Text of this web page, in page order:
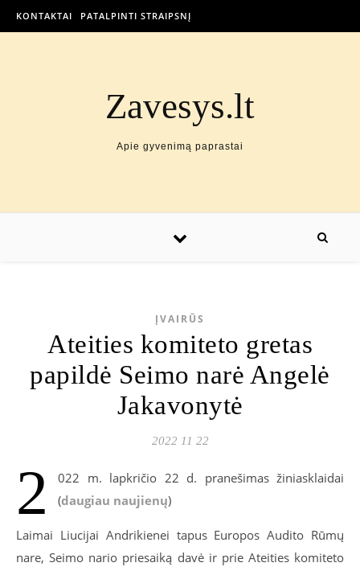
KONTAKTAI PATALPINTI STRAIPSNĮ
Zavesys.lt
Apie gyvenimą paprastai
ĮVAIRŪS
Ateities komiteto gretas
papildė Seimo narė Angelė
Jakavonytė
2022 11 22
2
022 m. lapkričio 22 d. pranešimas žiniasklaidai
(daugiau naujienų)
Laimai Liucijai Andrikienei tapus Europos Audito Rūmų
nare, Seimo nario priesaiką davė ir prie Ateities komiteto